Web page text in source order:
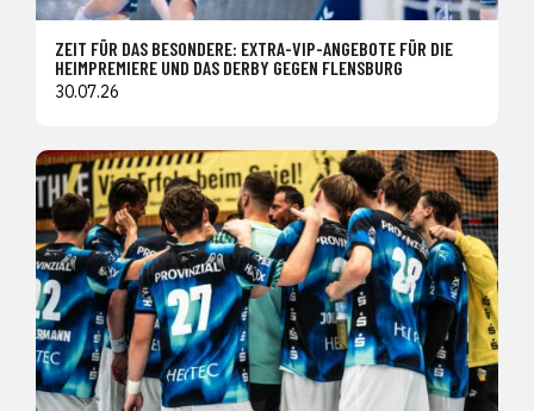
ZEIT FÜR DAS BESONDERE: EXTRA-VIP-ANGEBOTE FÜR DIE
HEIMPREMIERE UND DAS DERBY GEGEN FLENSBURG
30.07.26